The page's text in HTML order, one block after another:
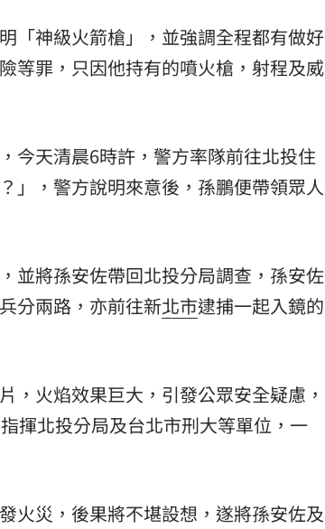
「神級火箭槍」，並強調全程都有做好
等罪，只因他持有的噴火槍，射程及威
今天清晨6時許，警方率隊前往北投住
」，警方說明來意後，孫鵬便帶領眾人
並將孫安佐帶回北投分局調查，孫安佐
分兩路，亦前往新北市逮捕一起入鏡的
，火焰效果巨大，引發公眾安全疑慮，
揮北投分局及台北市刑大等單位，一
火災，後果將不堪設想，遂將孫安佐及